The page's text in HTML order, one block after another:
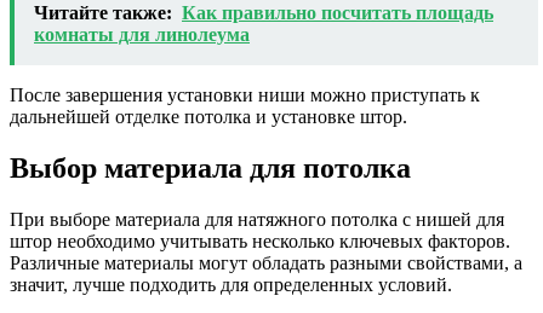
Читайте также: Как правильно посчитать площадь
комнаты для линолеума
После завершения установки ниши можно приступать к
дальнейшей отделке потолка и установке штор.
Выбор материала для потолка
При выборе материала для натяжного потолка с нишей для
штор необходимо учитывать несколько ключевых факторов.
Различные материалы могут обладать разными свойствами, а
значит, лучше подходить для определенных условий.